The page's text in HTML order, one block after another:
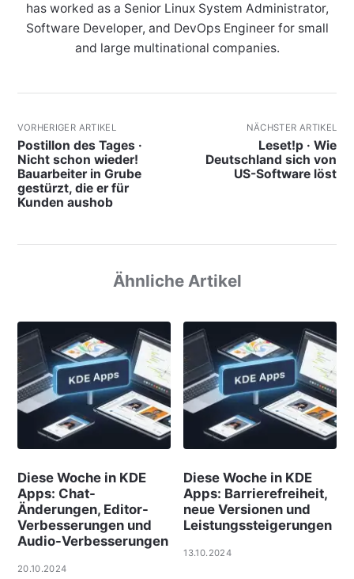
has worked as a Senior Linux System Administrator,
Software Developer, and DevOps Engineer for small
and large multinational companies.
VORHERIGER ARTIKEL
Postillon des Tages ·
Nicht schon wieder!
Bauarbeiter in Grube
gestürzt, die er für
Kunden aushob
NÄCHSTER ARTIKEL
Leset!p · Wie
Deutschland sich von
US-Software löst
Ähnliche Artikel
Diese Woche in KDE
Apps: Chat-
Änderungen, Editor-
Verbesserungen und
Audio-Verbesserungen
20.10.2024
Diese Woche in KDE
Apps: Barrierefreiheit,
neue Versionen und
Leistungssteigerungen
13.10.2024